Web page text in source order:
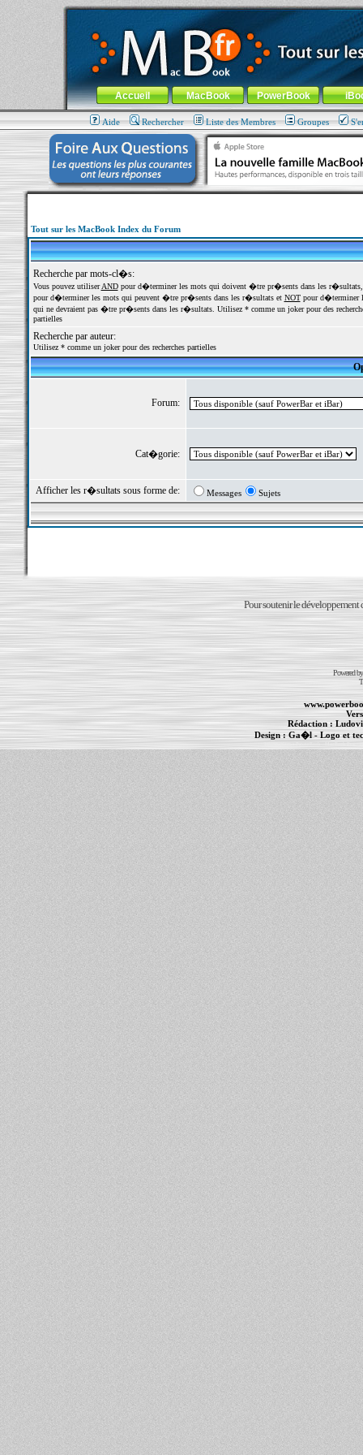
MacBook-fr.com : 100% Apple... 100% nomade !
Aller au contenu-Aller au menu général-Aller au menu de
Menu général
Accueil MacBook PowerBook
Aide Rechercher Liste des Membres Groupes
Tout sur les MacBook Index du Forum
Recherche par mots-cl�s:
Vous pouvez utiliserANDpour d�terminer les mots qui doivent �tre pr�sents dans les
pour d�terminer les mots qui peuvent �tre pr�sents dans les r�sultats et NOTpour d�terminer
qui ne devraient pas �tre pr�sents dans les r�sultats. Utilisez * comme un joker pour des
partielles
Recherche par auteur:
Utilisez * comme un joker pour des recherches partielles
Forum:
Cat�gorie:
Afficher les r�sultats sous forme de: Messages Sujets
Pour soutenir le développement
Powered
Rédaction :
Design : Ga�l- Logo et